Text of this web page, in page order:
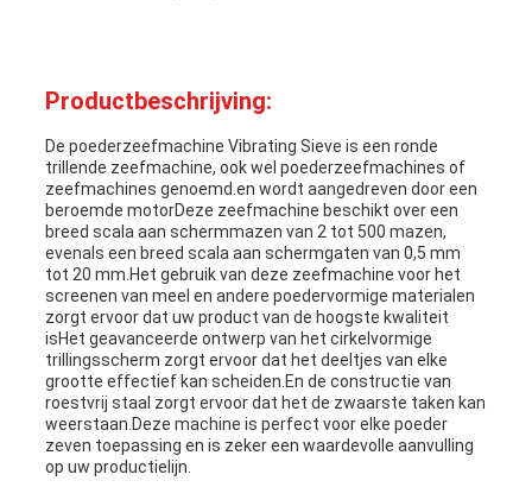
Productbeschrijving:
De poederzeefmachine Vibrating Sieve is een ronde
trillende zeefmachine, ook wel poederzeefmachines of
zeefmachines genoemd.en wordt aangedreven door een
beroemde motorDeze zeefmachine beschikt over een
breed scala aan schermmazen van 2 tot 500 mazen,
evenals een breed scala aan schermgaten van 0,5 mm
tot 20 mm.Het gebruik van deze zeefmachine voor het
screenen van meel en andere poedervormige materialen
zorgt ervoor dat uw product van de hoogste kwaliteit
isHet geavanceerde ontwerp van het cirkelvormige
trillingsscherm zorgt ervoor dat het deeltjes van elke
grootte effectief kan scheiden.En de constructie van
roestvrij staal zorgt ervoor dat het de zwaarste taken kan
weerstaan.Deze machine is perfect voor elke poeder
zeven toepassing en is zeker een waardevolle aanvulling
op uw productielijn.